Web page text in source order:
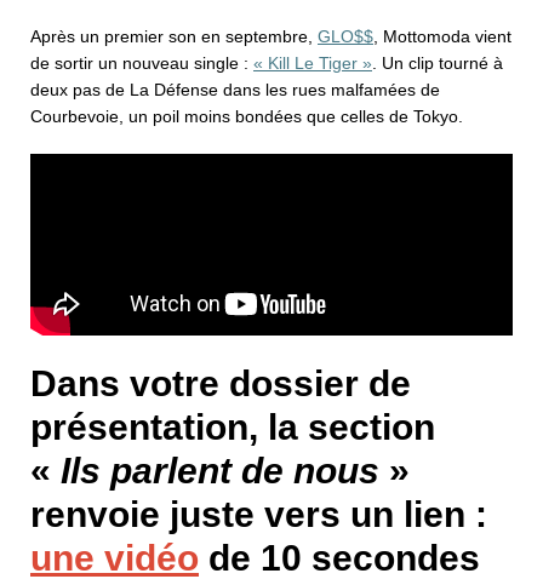
Après un premier son en septembre, GLO$$ , Mottomoda vient
de sortir un nouveau single : « Kill Le Tiger » . Un clip tourné à
deux pas de La Défense dans les rues malfamées de
Courbevoie, un poil moins bondées que celles de Tokyo.
Dans votre dossier de
présentation, la section
« Ils parlent de nous »
renvoie juste vers un lien :
une vidéo de 10 secondes